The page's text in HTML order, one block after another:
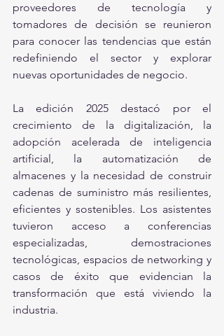
proveedores de tecnología y
tomadores de decisión se reunieron
para conocer las tendencias que están
redefiniendo el sector y explorar
nuevas oportunidades de negocio.
La edición 2025 destacó por el
crecimiento de la digitalización, la
adopción acelerada de inteligencia
artificial, la automatización de
almacenes y la necesidad de construir
cadenas de suministro más resilientes,
eficientes y sostenibles. Los asistentes
tuvieron acceso a conferencias
especializadas, demostraciones
tecnológicas, espacios de networking y
casos de éxito que evidencian la
transformación que está viviendo la
industria.